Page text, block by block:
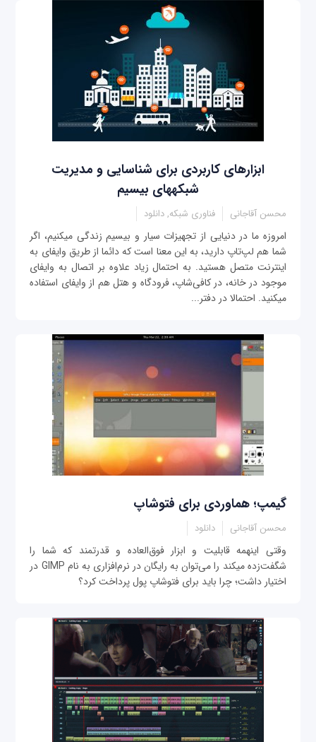
ابزارهای کاربردی برای شناسایی و مدیریت
شبکه‎های بی‎سیم
محسن آقاجانی فناوری شبکه, دانلود
امروزه ما در دنیایی از تجهيزات سیار و بی‎سیم زندگی می‎کنیم، اگر
شما هم لپ‌تاپ دارید، به این معنا است که دائما از طریق وای‎فای به
اینترنت متصل هستید. به احتمال زیاد علاوه بر اتصال به وای‎فای
موجود در خانه، در کافی‌شاپ، فرودگاه و هتل هم از وای‎فای استفاده
می‎کنید. احتمالا در دفتر...
گیمپ؛ هماوردی برای فتوشاپ
محسن آقاجانی دانلود
وقتی این‎همه قابلیت و ابزار فوق‌العاده و قدرتمند که شما را
شگفت‌زده می‎کند را می‌توان به رایگان در نرم‌افزاری به نام GIMP در
اختیار داشت؛ چرا باید برای فتوشاپ پول پرداخت کرد؟